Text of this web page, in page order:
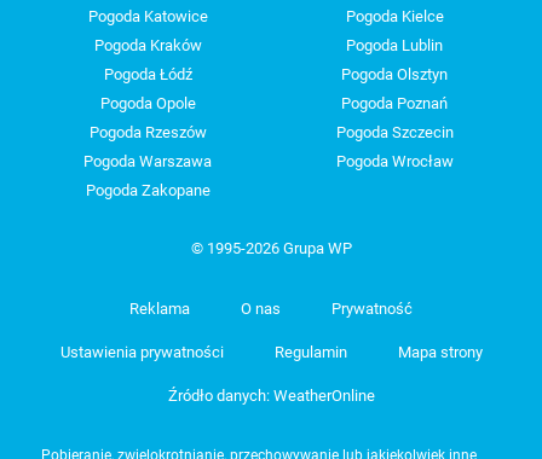
Pogoda Katowice
Pogoda Kielce
Pogoda Kraków
Pogoda Lublin
Pogoda Łódź
Pogoda Olsztyn
Pogoda Opole
Pogoda Poznań
Pogoda Rzeszów
Pogoda Szczecin
Pogoda Warszawa
Pogoda Wrocław
Pogoda Zakopane
© 1995-2026 Grupa WP
Reklama O nas Prywatność
Ustawienia prywatności Regulamin Mapa strony
Źródło danych: WeatherOnline
Pobieranie, zwielokrotnianie, przechowywanie lub jakiekolwiek inne